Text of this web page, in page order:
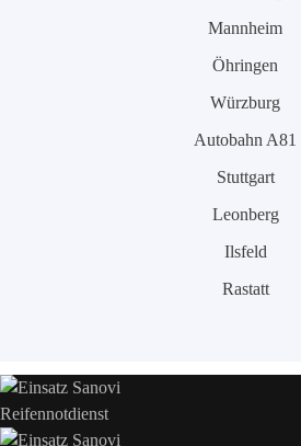
Mannheim
Öhringen
Würzburg
Autobahn A81
Stuttgart
Leonberg
Ilsfeld
Rastatt